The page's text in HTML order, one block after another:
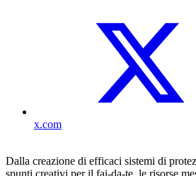
x.com
Dalla creazione di efficaci sistemi di